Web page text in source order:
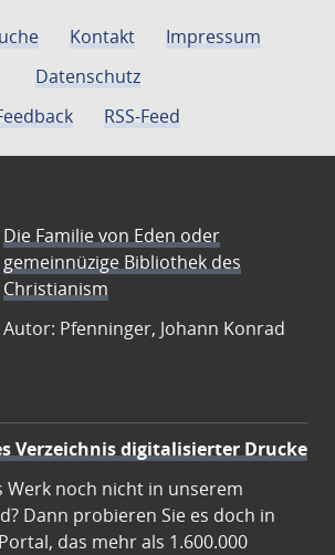
Kontakt
Impressum
Datenschutz
RSS-Feed
Die Familie von Eden oder
gemeinnüzige Bibliothek des
Christianism
Autor: Pfenninger, Johann Konrad
Verzeichnis digitalisierter Drucke
Werk noch nicht in unserem
Dann probieren Sie es doch in
das mehr als 1.600.000